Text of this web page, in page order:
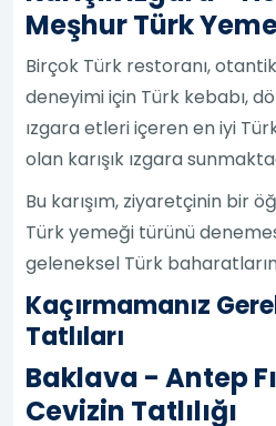
Meşhur Türk
Birçok Türk restoranı,
deneyimi için Türk kebabı,
ızgara etleri içeren en iyi
olan karışık ızgara
Bu karışım, ziyaretçinin bir
Türk yemeği türünü
geleneksel Türk
Kaçırmamanız
Tatlıları
Baklava - Antep
Cevizin Tatlılığı